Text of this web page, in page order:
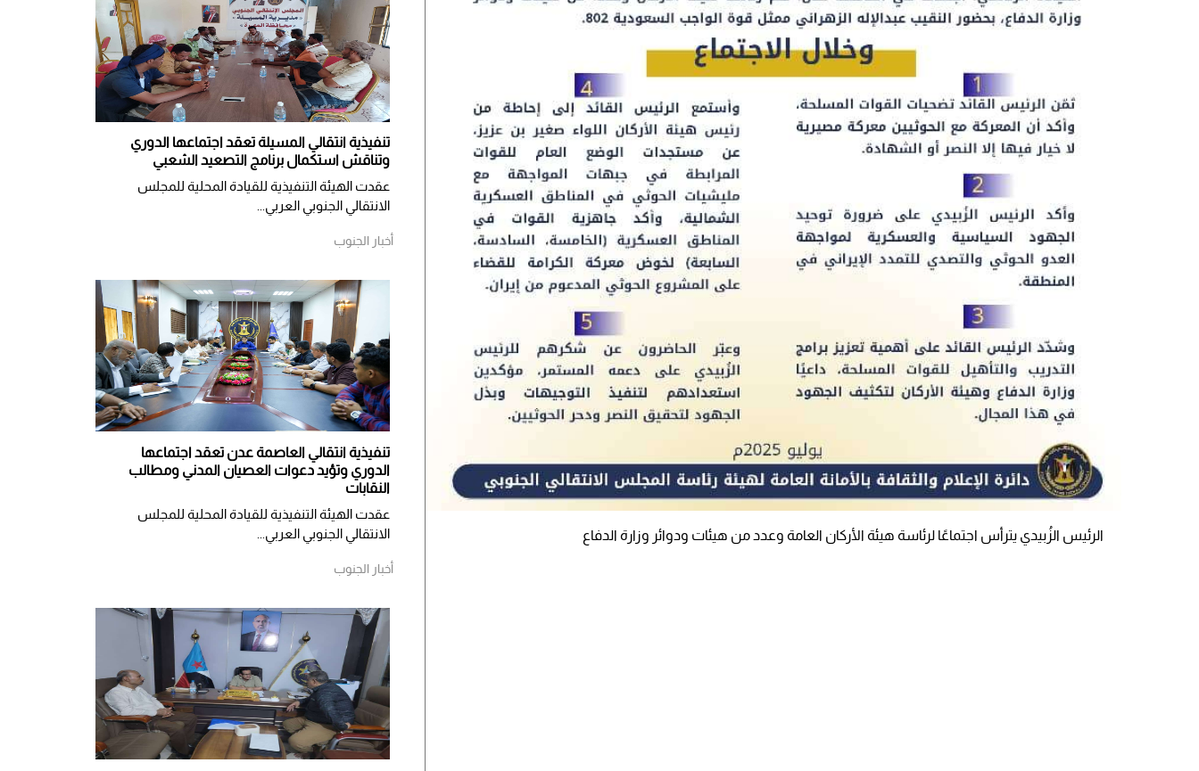
الرئيس الزُبيدي يترأس اجتماعًا لرئاسة هيئة الأركان العامة وعدد من هيئات ودوائر وزارة الدفاع
تنفيذية انتقالي المسيلة تعقد اجتماعها الدوري
وتناقش استكمال برنامج التصعيد الشعبي
عقدت الهيئة التنفيذية للقيادة المحلية للمجلس
الانتقالي الجنوبي العربي...
أخبار الجنوب
تنفيذية انتقالي العاصمة عدن تعقد اجتماعها
الدوري وتؤيد دعوات العصيان المدني ومطالب
النقابات
​عقدت الهيئة التنفيذية للقيادة المحلية للمجلس
الانتقالي الجنوبي العربي...
أخبار الجنوب